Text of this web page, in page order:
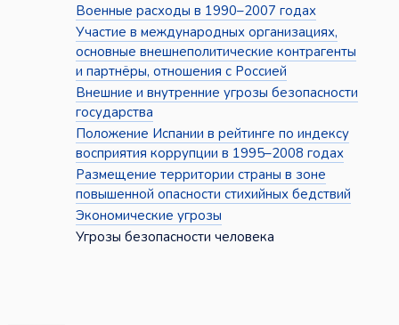
Военные расходы в 1990–2007 годах
Участие в международных организациях,
основные внешнеполитические контрагенты
и партнёры, отношения с Россией
Внешние и внутренние угрозы безопасности
государства
Положение Испании в рейтинге по индексу
восприятия коррупции в 1995–2008 годах
Размещение территории страны в зоне
повышенной опасности стихийных бедствий
Экономические угрозы
Угрозы безопасности человека